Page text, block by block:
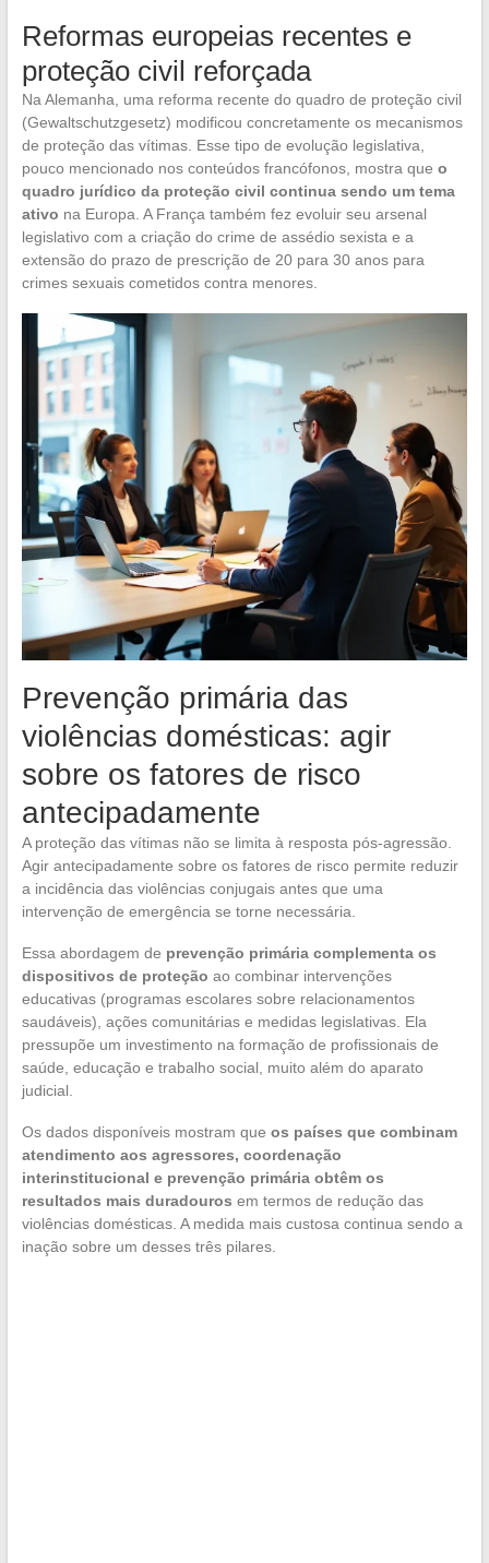
Reformas europeias recentes e
proteção civil reforçada
Na Alemanha, uma reforma recente do quadro de proteção civil
(Gewaltschutzgesetz) modificou concretamente os mecanismos
de proteção das vítimas. Esse tipo de evolução legislativa,
pouco mencionado nos conteúdos francófonos, mostra que o
quadro jurídico da proteção civil continua sendo um tema
ativo na Europa. A França também fez evoluir seu arsenal
legislativo com a criação do crime de assédio sexista e a
extensão do prazo de prescrição de 20 para 30 anos para
crimes sexuais cometidos contra menores.
Prevenção primária das
violências domésticas: agir
sobre os fatores de risco
antecipadamente
A proteção das vítimas não se limita à resposta pós-agressão.
Agir antecipadamente sobre os fatores de risco permite reduzir
a incidência das violências conjugais antes que uma
intervenção de emergência se torne necessária.
Essa abordagem de prevenção primária complementa os
dispositivos de proteção ao combinar intervenções
educativas (programas escolares sobre relacionamentos
saudáveis), ações comunitárias e medidas legislativas. Ela
pressupõe um investimento na formação de profissionais de
saúde, educação e trabalho social, muito além do aparato
judicial.
Os dados disponíveis mostram que os países que combinam
atendimento aos agressores, coordenação
interinstitucional e prevenção primária obtêm os
resultados mais duradouros em termos de redução das
violências domésticas. A medida mais custosa continua sendo a
inação sobre um desses três pilares.